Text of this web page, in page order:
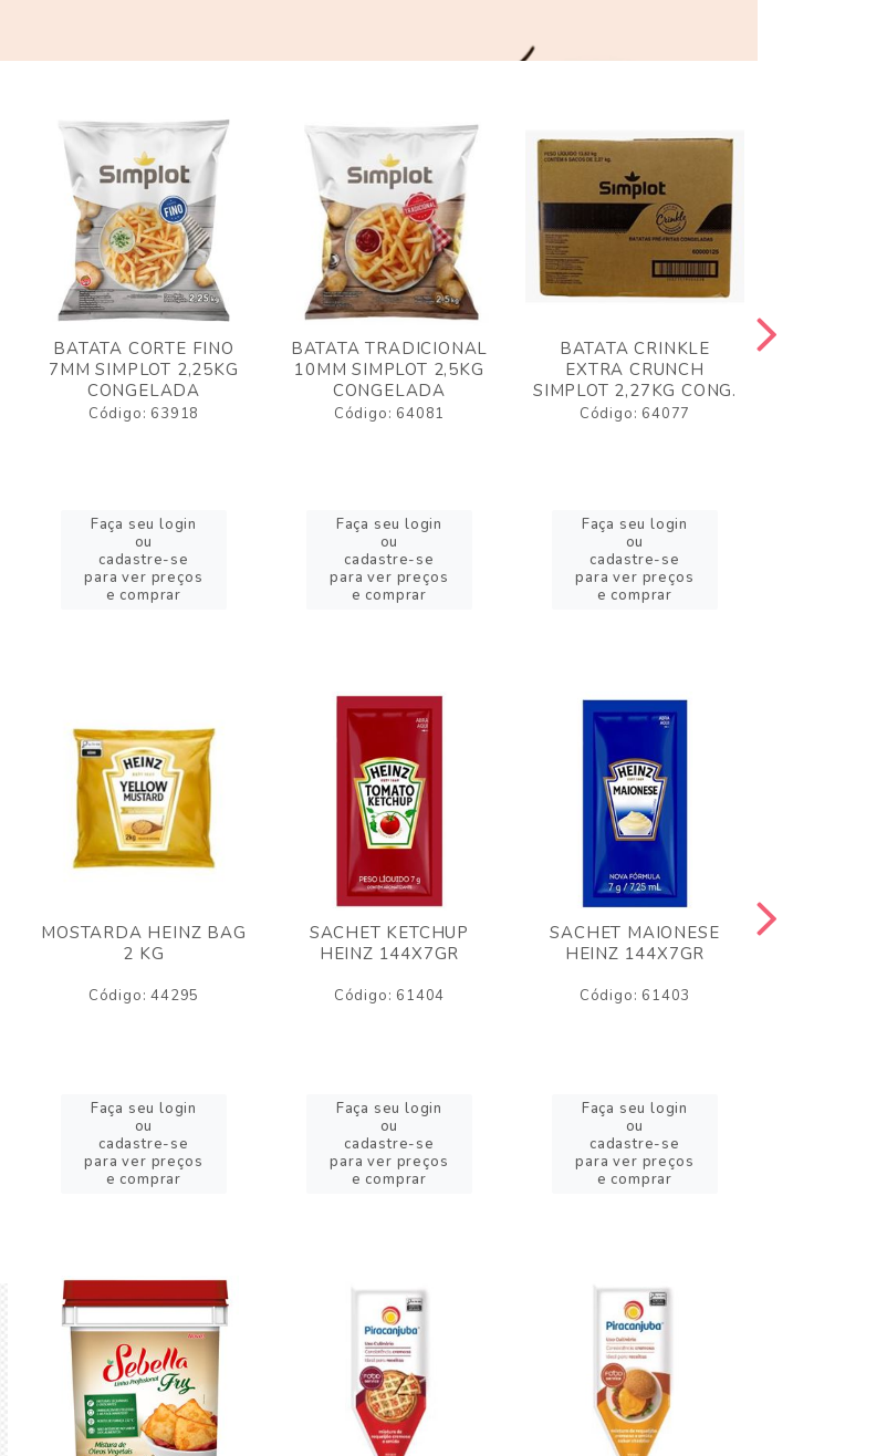
BATATA CORTE FINO
7MM SIMPLOT 2,25KG
CONGELADA
Código: 63918
Faça seu login
ou
cadastre-se
para ver preços
e comprar
BATATA TRADICIONAL
10MM SIMPLOT 2,5KG
CONGELADA
Código: 64081
Faça seu login
ou
cadastre-se
para ver preços
e comprar
BATATA CRINKLE
EXTRA CRUNCH
SIMPLOT 2,27KG CONG.
Código: 64077
Faça seu login
ou
cadastre-se
para ver preços
e comprar
MOSTARDA HEINZ BAG
2 KG
Código: 44295
Faça seu login
ou
cadastre-se
para ver preços
e comprar
SACHET KETCHUP
HEINZ 144X7GR
Código: 61404
Faça seu login
ou
cadastre-se
para ver preços
e comprar
SACHET MAIONESE
HEINZ 144X7GR
Código: 61403
Faça seu login
ou
cadastre-se
para ver preços
e comprar